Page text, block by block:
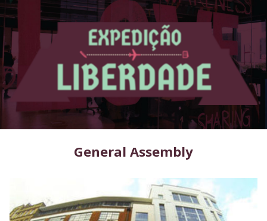
General Assembly